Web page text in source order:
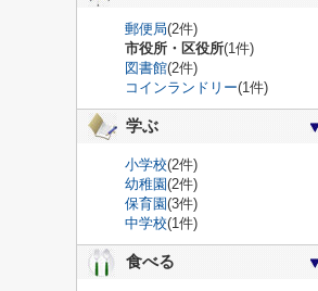
郵便局(2件)
市役所・区役所(1件)
図書館(2件)
コインランドリー(1件)
学ぶ
小学校(2件)
幼稚園(2件)
保育園(3件)
中学校(1件)
食べる